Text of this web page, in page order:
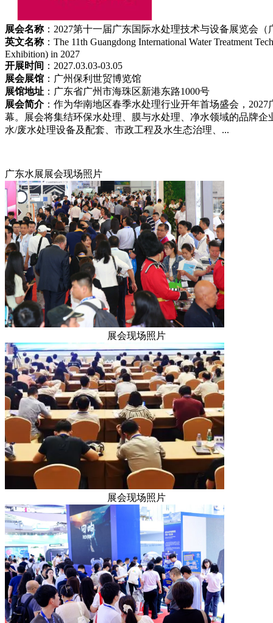
展会名称：2027第十一届广东国际水处理技术与设备展览会（
英文名称：The 11th Guangdong International Water Treatment
Exhibition) in 2027
开展时间 ：2027.03.03-03.05
展会展馆 ：广州保利世贸博览馆
展馆地址 ：广东省广州市海珠区新港东路1000号
展会简介：作为华南地区春季水处理行业开年首场盛会，
幕。展会将集结环保水处理、膜与水处理、净水领域的品牌
水/废水处理设备及配套、市政工程及水生态治理、...
广东水展展会现场照片
展会现场照片
展会现场照片